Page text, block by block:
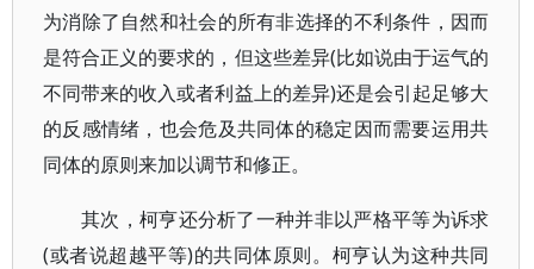
为消除了自然和社会的所有非选择的不利条件，因而
是符合正义的要求的，但这些差异(比如说由于运气的
不同带来的收入或者利益上的差异)还是会引起足够大
的反感情绪，也会危及共同体的稳定因而需要运用共
同体的原则来加以调节和修正。
其次，柯亨还分析了一种并非以严格平等为诉求
(或者说超越平等)的共同体原则。柯亨认为这种共同